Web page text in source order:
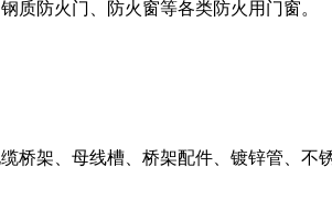
质防火门、防火窗等各类防火用门窗。
桥架、母线槽、桥架配件、镀锌管、不